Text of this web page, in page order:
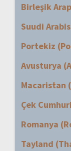
Birleşik
Suudi
Portekiz
Avusturya
Macaristan
Çek
Romanya
Tayland